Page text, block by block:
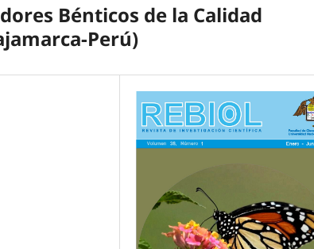
Bénticos de la Calidad
Perú)